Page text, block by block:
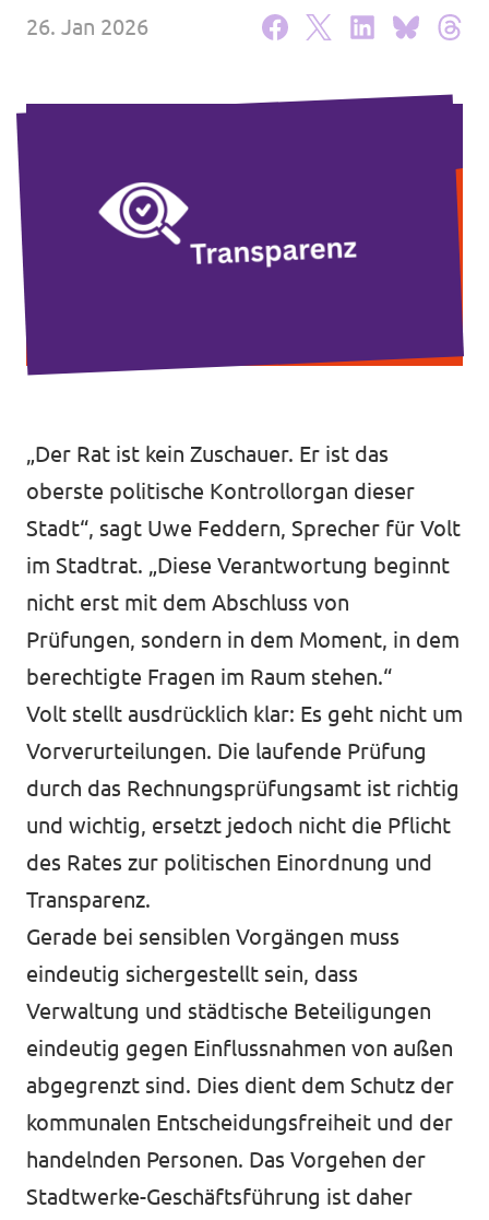
Deine Spende für Volt
Volt Bonn Newsletter
Impressum
26. Jan 2026
„Der Rat ist kein Zuschauer. Er ist das
oberste politische Kontrollorgan dieser
Stadt“, sagt Uwe Feddern, Sprecher für Volt
im Stadtrat. „Diese Verantwortung beginnt
nicht erst mit dem Abschluss von
Prüfungen, sondern in dem Moment, in dem
berechtigte Fragen im Raum stehen.“
Volt stellt ausdrücklich klar: Es geht nicht um
Vorverurteilungen. Die laufende Prüfung
durch das Rechnungsprüfungsamt ist richtig
und wichtig, ersetzt jedoch nicht die Pflicht
des Rates zur politischen Einordnung und
Transparenz.
Gerade bei sensiblen Vorgängen muss
eindeutig sichergestellt sein, dass
Verwaltung und städtische Beteiligungen
eindeutig gegen Einflussnahmen von außen
abgegrenzt sind. Dies dient dem Schutz der
kommunalen Entscheidungsfreiheit und der
handelnden Personen. Das Vorgehen der
Stadtwerke-Geschäftsführung ist daher